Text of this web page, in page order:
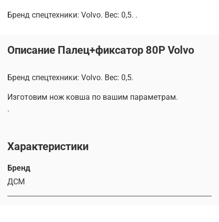
Бренд спецтехники: Volvo. Вес: 0,5. .
Описание Палец+фиксатор 80P Volvo
Бренд спецтехники: Volvo. Вес: 0,5.
Изготовим нож ковша по вашим параметрам.
.
Характеристики
Бренд
ДСМ